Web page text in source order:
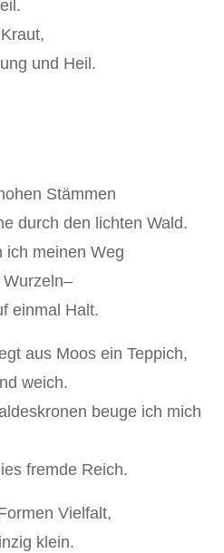
und Heil.
Stämmen
durch den lichten Wald.
ich meinen Weg
einmal Halt.
aus Moos ein Teppich,
weich.
beuge ich mich
fremde Reich.
Vielfalt,
klein.